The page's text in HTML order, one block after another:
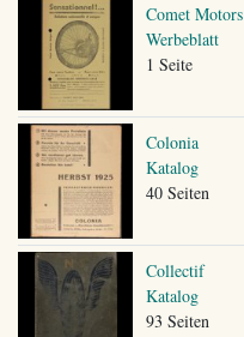
Comet Motors
Werbeblatt
1 Seite
Colonia
Katalog
40 Seiten
Collectif
Katalog
93 Seiten